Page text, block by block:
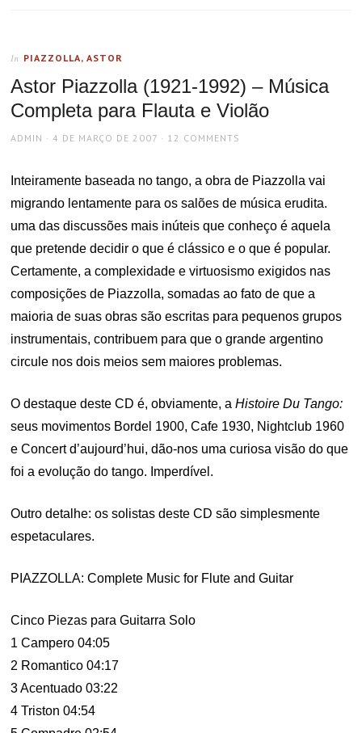
In PIAZZOLLA, ASTOR
Astor Piazzolla (1921-1992) – Música
Completa para Flauta e Violão
AUTHOR
ADMIN
POSTED
4 DE MARÇO DE 2007 12 COMMENTS
Inteiramente baseada no tango, a obra de Piazzolla vai
migrando lentamente para os salões de música erudita.
uma das discussões mais inúteis que conheço é aquela
que pretende decidir o que é clássico e o que é popular.
Certamente, a complexidade e virtuosismo exigidos nas
composições de Piazzolla, somadas ao fato de que a
maioria de suas obras são escritas para pequenos grupos
instrumentais, contribuem para que o grande argentino
circule nos dois meios sem maiores problemas.
O destaque deste CD é, obviamente, aHistoire Du Tango:
seus movimentos Bordel 1900, Cafe 1930, Nightclub 1960
e Concert d’aujourd’hui, dão-nos uma curiosa visão do que
foi a evolução do tango. Imperdível.
Outro detalhe: os solistas deste CD são simplesmente
espetaculares.
PIAZZOLLA: Complete Music for Flute and Guitar
Cinco Piezas para Guitarra Solo
1 Campero 04:05
2 Romantico 04:17
3 Acentuado 03:22
4 Triston 04:54